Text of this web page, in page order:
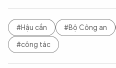
#Hậu cần #Bộ Công an
#công tác